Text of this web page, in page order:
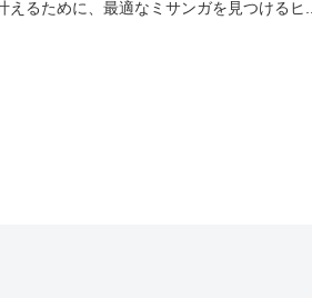
えるために、最適なミサンガを見つけるヒ...